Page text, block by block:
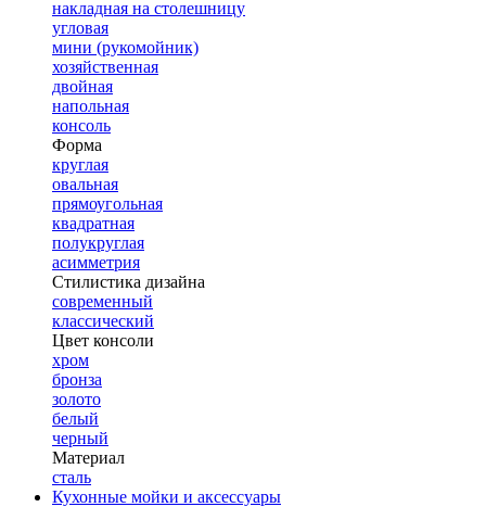
накладная на столешницу
угловая
мини (рукомойник)
хозяйственная
двойная
напольная
консоль
Форма
круглая
овальная
прямоугольная
квадратная
полукруглая
асимметрия
Стилистика дизайна
современный
классический
Цвет консоли
хром
бронза
золото
белый
черный
Материал
сталь
Кухонные мойки и аксессуары